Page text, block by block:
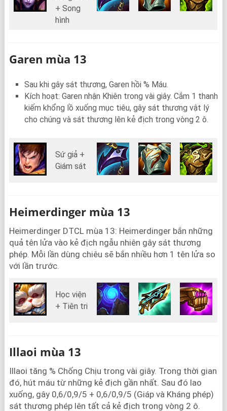
+ Song
hình
Garen mùa 13
Sau khi gây sát thương, Garen hồi % Máu.
Kích hoạt: Garen nhận Khiên trong vài giây. Cắm 1 thanh
kiếm khổng lồ xuống mục tiêu, gây sát thương vật lý
cho chúng và sát thương lên kẻ địch trong vòng 2 ô.
Sứ giả +
Giám sát
Heimerdinger mùa 13
Heimerdinger DTCL mùa 13: Heimerdinger bắn những
quả tên lửa vào kẻ địch ngẫu nhiên gây sát thương
phép. Mỗi lần dùng chiêu sẽ bắn nhiều hơn 1 tên lửa so
với lần trước.
Học viện
+ Tiên tri
Illaoi mùa 13
Illaoi tăng % Chống Chịu trong vài giây. Trong thời gian
đó, hút máu từ những kẻ địch gần nhất. Sau đó lao
xuống, gây 0,6/0,9/5 + 0,6/0,9/5 (Giáp và Kháng phép)
sát thương phép lên tất cả kẻ địch trong vòng 2 ô.